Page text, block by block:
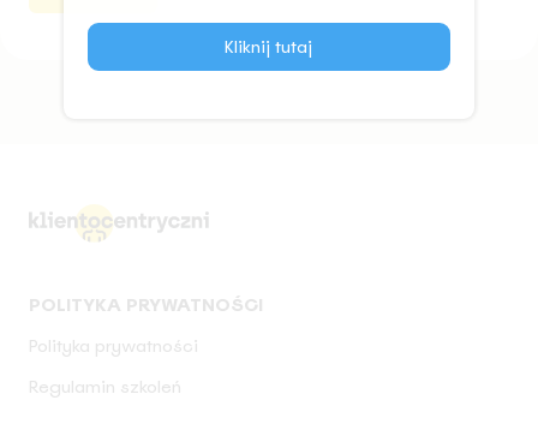
POLITYKA PRYWATNOŚCI
Polityka prywatności
Regulamin szkoleń
Kliknij tutaj